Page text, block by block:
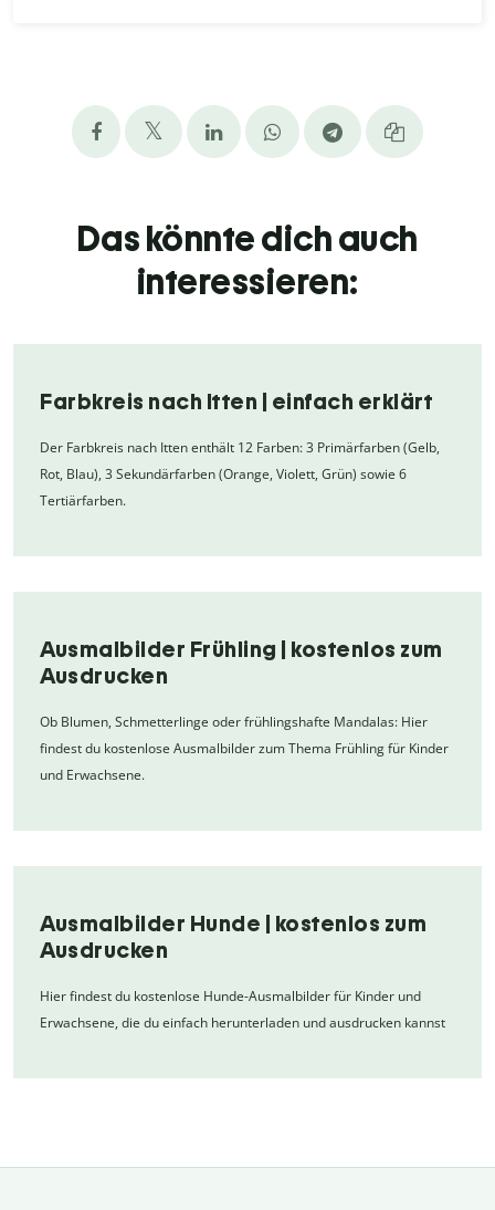
Das könnte dich auch
interessieren:
Farbkreis nach Itten | einfach erklärt
Der Farbkreis nach Itten enthält 12 Farben: 3 Primärfarben (Gelb,
Rot, Blau), 3 Sekundärfarben (Orange, Violett, Grün) sowie 6
Tertiärfarben.
Ausmalbilder Frühling | kostenlos zum
Ausdrucken
Ob Blumen, Schmetterlinge oder frühlingshafte Mandalas: Hier
findest du kostenlose Ausmalbilder zum Thema Frühling für Kinder
und Erwachsene.
Ausmalbilder Hunde | kostenlos zum
Ausdrucken
Hier findest du kostenlose Hunde-Ausmalbilder für Kinder und
Erwachsene, die du einfach herunterladen und ausdrucken kannst